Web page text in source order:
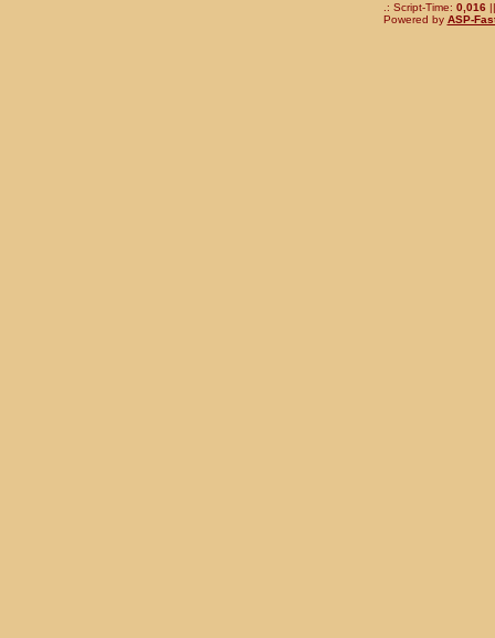
.: Script-Time: 0,016||
Powered by ASP-